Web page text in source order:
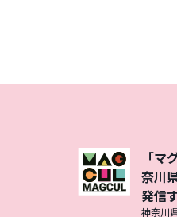
「
奈川
発信
神奈川